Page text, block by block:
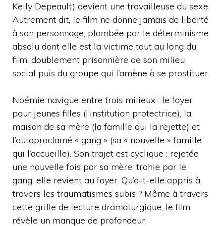
Kelly Depeault) devient une travailleuse du sexe.
Autrement dit, le film ne donne jamais de liberté
à son personnage, plombée par le déterminisme
absolu dont elle est la victime tout au long du
film, doublement prisonnière de son milieu
social puis du groupe qui l’amène à se prostituer.
Noémie navigue entre trois milieux : le foyer
pour jeunes filles (l’institution protectrice), la
maison de sa mère (la famille qui la rejette) et
l’autoproclamé « gang » (sa « nouvelle » famille
qui l’accueille). Son trajet est cyclique : rejetée
une nouvelle fois par sa mère, trahie par le
gang, elle revient au foyer. Qu’a-t-elle appris à
travers les traumatismes subis ? Même à travers
cette grille de lecture dramaturgique, le film
révèle un manque de profondeur.